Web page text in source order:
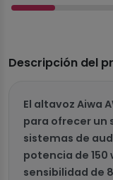
Descripción del
El altavoz Aiwa
para ofrecer un
sistemas de
potencia de
sensibilidad de